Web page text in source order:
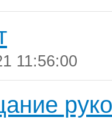
11:56:00